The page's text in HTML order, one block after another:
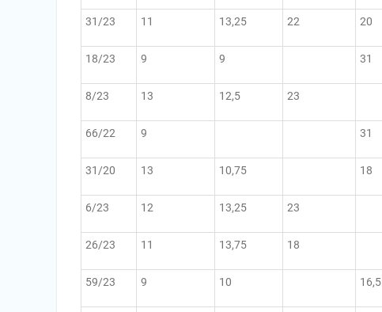
31/23 11 13,25 22 20
18/23 9 9 31
8/23 13 12,5 23
66/22 9 31
31/20 13 10,75 18
6/23 12 13,25 23
26/23 11 13,75 18
59/23 9 10 16,5